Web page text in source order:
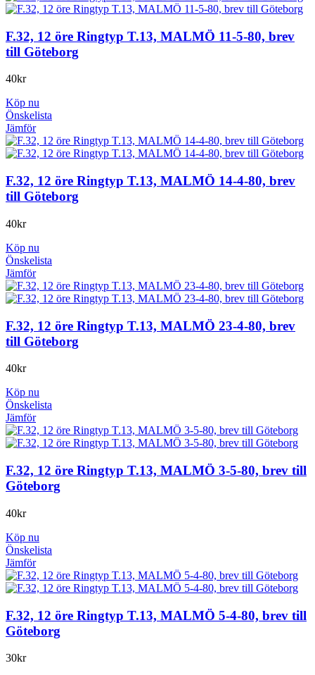
F.32, 12 öre Ringtyp T.13, MALMÖ 11-5-80, brev
till Göteborg
40kr
Köp nu
Önskelista
Jämför
F.32, 12 öre Ringtyp T.13, MALMÖ 14-4-80, brev
till Göteborg
40kr
Köp nu
Önskelista
Jämför
F.32, 12 öre Ringtyp T.13, MALMÖ 23-4-80, brev
till Göteborg
40kr
Köp nu
Önskelista
Jämför
F.32, 12 öre Ringtyp T.13, MALMÖ 3-5-80, brev till
Göteborg
40kr
Köp nu
Önskelista
Jämför
F.32, 12 öre Ringtyp T.13, MALMÖ 5-4-80, brev till
Göteborg
30kr